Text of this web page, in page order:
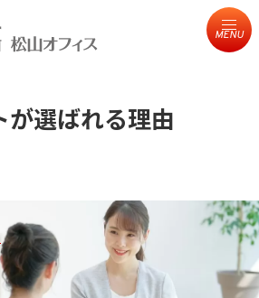
MENU
選ばれる理由